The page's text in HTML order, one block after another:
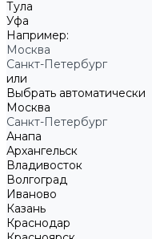
Тула
Уфа
Например:
Москва
Санкт-Петербург
или
Выбрать автоматически
Москва
Санкт-Петербург
Анапа
Архангельск
Владивосток
Волгоград
Иваново
Казань
Краснодар